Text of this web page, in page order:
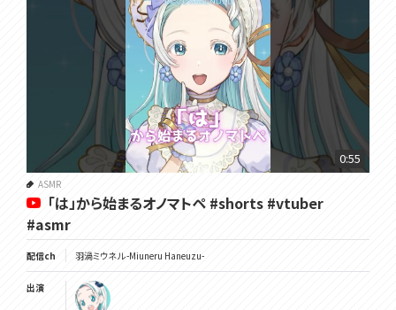
0:55
ASMR
「は」から始まるオノマトペ #shorts #vtuber
#asmr
配信ch 羽渦ミウネル -Miuneru Haneuzu-
出演